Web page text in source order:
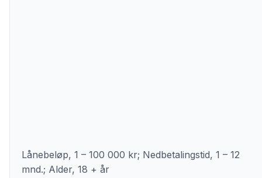
Lånebeløp, 1 – 100 000 kr; Nedbetalingstid, 1 – 12
mnd.; Alder, 18 + år